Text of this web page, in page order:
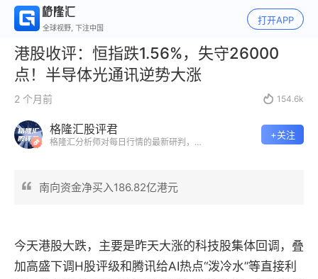
全球视野, 下注中国
打开APP
港股收评：恒指跌1.56%，失守26000
点！半导体光通讯逆势大涨
2 个月前  154.6k
格隆汇股评君
格隆汇分析师对每日行情的最新研判，市
+关注
南向资金净买入186.82亿港元
今天港股大跌，主要是昨天大涨的科技股集体回调，叠
加高盛下调H股评级和腾讯给AI热点“泼冷水”等直接利